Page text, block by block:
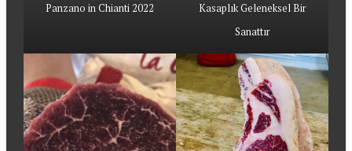
Panzano in Chianti 2022
Kasaplık Geleneksel Bir
Sanattır